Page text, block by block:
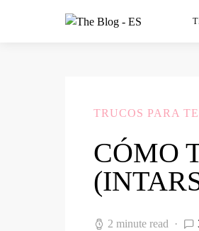
TRUCOS PARA
CÓMO
2 minute read